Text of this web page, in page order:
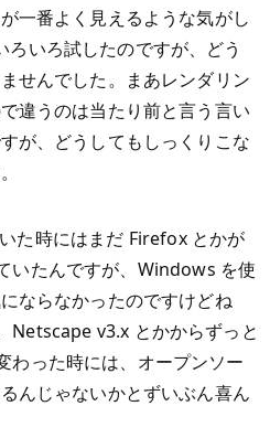
一番よく見えるような気がし
いろ試したのですが、どう
せんでした。まあレンダリン
違うのは当たり前と言う言い
が、どうしてもしっくりこな
た時にはまだ Firefox とかが
いたんですが、Windows を使
ならなかったのですけどね
Netscape v3.x とかからずっと
わった時には、オープンソー
んじゃないかとずいぶん喜ん